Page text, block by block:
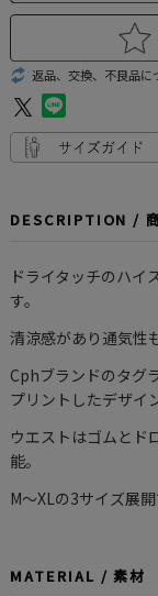
返品、交換、不良品に
DESCRIPTION /
ドライタッチのハイ
す。
清涼感があり通気性
Cphブランドのタグ
プリントしたデザイン
ウエストはゴムとド
能。
M〜XLの3サイズ展開
MATERIAL / 素材